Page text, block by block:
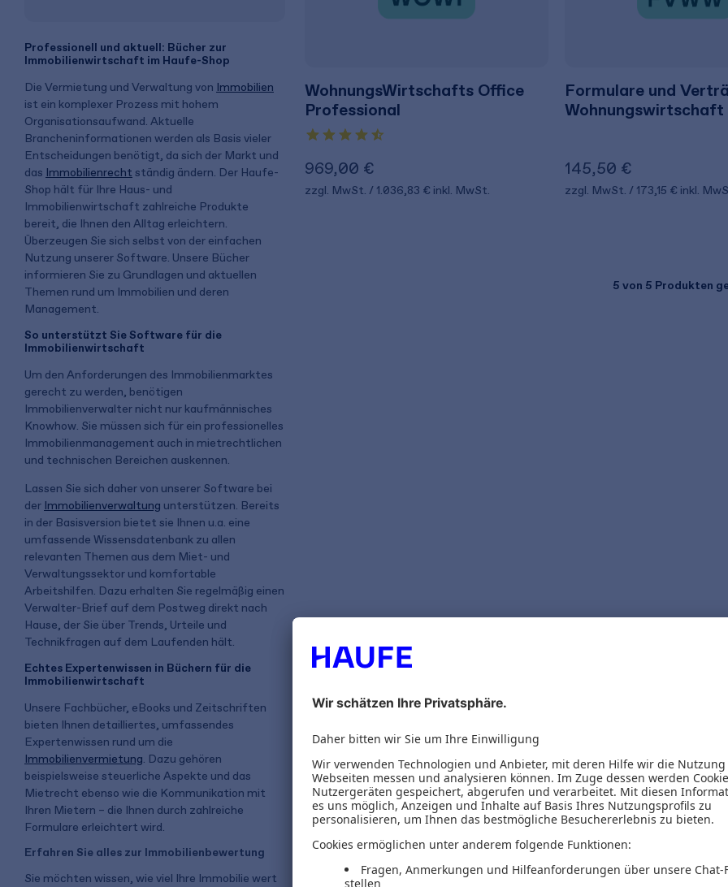
WohnungsWirtschafts Office
Professional
969,00 €
zzgl. MwSt. 1.036,83 € inkl. MwSt.
Formulare und
Wohnungswirtschaft
145,50 €
zzgl. MwSt. 173,15 € inkl.
5 von 5 Produkten
Professionell und aktuell: Bücher zur
Immobilienwirtschaft im Haufe-Shop
Die Vermietung und Verwaltung von Immobilien
ist ein komplexer Prozess mit hohem
Organisationsaufwand. Aktuelle
Brancheninformationen werden als Basis vieler
Entscheidungen benötigt, da sich der Markt und
das Immobilienrecht ständig ändern. Der Haufe-
Shop hält für Ihre Haus- und
Immobilienwirtschaft zahlreiche Produkte
bereit, die Ihnen den Alltag erleichtern.
Überzeugen Sie sich selbst von der einfachen
Nutzung unserer Software. Unsere Bücher
informieren Sie zu Grundlagen und aktuellen
Themen rund um Immobilien und deren
Management.
So unterstützt Sie Software für die
Immobilienwirtschaft
Um den Anforderungen des Immobilienmarktes
gerecht zu werden, benötigen
Immobilienverwalter nicht nur kaufmännisches
Knowhow. Sie müssen sich für ein professionelles
Immobilienmanagement auch in mietrechtlichen
und technischen Bereichen auskennen.
Lassen Sie sich daher von unserer Software bei
der Immobilienverwaltung unterstützen. Bereits
in der Basisversion bietet sie Ihnen u.a. eine
umfassende Wissensdatenbank zu allen
relevanten Themen aus dem Miet- und
Verwaltungssektor und komfortable
Arbeitshilfen. Dazu erhalten Sie regelmäßig einen
Verwalter-Brief auf dem Postweg direkt nach
Hause, der Sie über Trends, Urteile und
Technikfragen auf dem Laufenden hält.
Echtes Expertenwissen in Büchern für die
Immobilienwirtschaft
Unsere Fachbücher, eBooks und Zeitschriften
bieten Ihnen detailliertes, umfassendes
Expertenwissen rund um die
Immobilienvermietung. Dazu gehören
beispielsweise steuerliche Aspekte und das
Mietrecht ebenso wie die Kommunikation mit
Ihren Mietern – die Ihnen durch zahlreiche
Formulare erleichtert wird.
Erfahren Sie alles zur Immobilienbewertung
Sie möchten wissen, wie viel Ihre Immobilie wert